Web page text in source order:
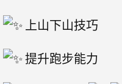
上山下山技巧
提升跑步能力